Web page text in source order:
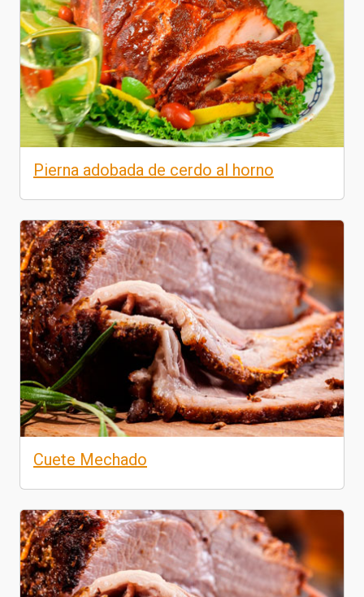
Pierna adobada de cerdo al horno
Cuete Mechado